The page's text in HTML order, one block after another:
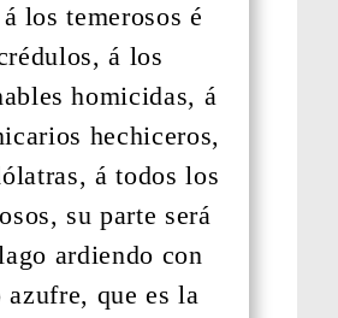
los temerosos é
á los
homicidas, á
hechiceros,
á todos los
su parte será
ardiendo con
azufre, que es la